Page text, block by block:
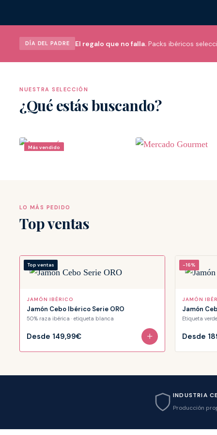
DÍA DEL PADRE El regalo que no falla. Packs ibéricos
NUESTRA SELECCIÓN
¿Qué estás buscando?
Más vendido
LO MÁS PEDIDO
Top ventas
Top ventas
JAMÓN IBÉRICO
Jamón Cebo Ibérico Serie ORO
50% raza ibérica · etiqueta blanca
Desde 149,99€ +
-16%
JAMÓN
Jamón
Etiqueta
Desde
INDUSTRIA
Producción